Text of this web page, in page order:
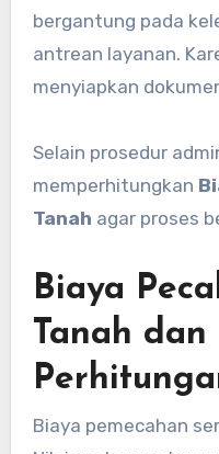
bergantung pada
antrean layanan.
menyiapkan
Selain prosedur
memperhitungkan
Tanah agar proses
Biaya
Tanah dan
Biaya pemecahan